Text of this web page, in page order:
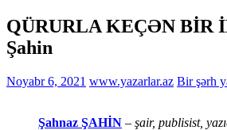
QÜRURLA KEÇƏN BİR
Şahin
Noyabr 6, 2021 www.yazarlar.az Bir şərh
Şahnaz ŞAHİN – şair, publisist,